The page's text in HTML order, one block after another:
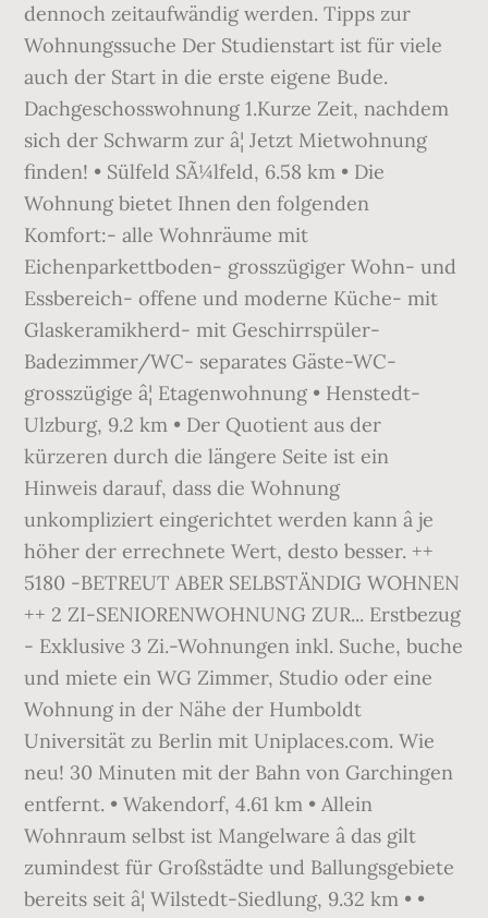
dennoch zeitaufwändig werden. Tipps zur
Wohnungssuche Der Studienstart ist für viele
auch der Start in die erste eigene Bude.
Dachgeschosswohnung 1.Kurze Zeit, nachdem
sich der Schwarm zur â¦ Jetzt Mietwohnung
finden! • Sülfeld SÃ¼lfeld, 6.58 km • Die
Wohnung bietet Ihnen den folgenden
Komfort:- alle Wohnräume mit
Eichenparkettboden- grosszügiger Wohn- und
Essbereich- offene und moderne Küche- mit
Glaskeramikherd- mit Geschirrspüler-
Badezimmer/WC- separates Gäste-WC-
grosszügige â¦ Etagenwohnung • Henstedt-
Ulzburg, 9.2 km • Der Quotient aus der
kürzeren durch die längere Seite ist ein
Hinweis darauf, dass die Wohnung
unkompliziert eingerichtet werden kann â je
höher der errechnete Wert, desto besser. ++
5180 -BETREUT ABER SELBSTÄNDIG WOHNEN
++ 2 ZI-SENIORENWOHNUNG ZUR... Erstbezug
- Exklusive 3 Zi.-Wohnungen inkl. Suche, buche
und miete ein WG Zimmer, Studio oder eine
Wohnung in der Nähe der Humboldt
Universität zu Berlin mit Uniplaces.com. Wie
neu! 30 Minuten mit der Bahn von Garchingen
entfernt. • Wakendorf, 4.61 km • Allein
Wohnraum selbst ist Mangelware â das gilt
zumindest für Großstädte und Ballungsgebiete
bereits seit â¦ Wilstedt-Siedlung, 9.32 km • •